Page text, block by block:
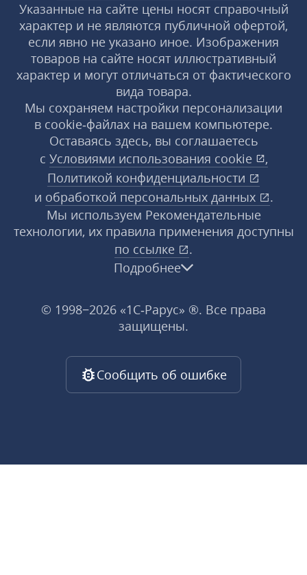
Указанные на сайте цены носят справочный
характер и не являются публичной офертой,
если явно не указано иное. Изображения
товаров на сайте носят иллюстративный
характер и могут отличаться от фактического
вида товара.
Мы сохраняем настройки персонализации
в cookie‑файлах на вашем компьютере.
Оставаясь здесь, вы соглашаетесь
с Условиями использования cookie
,
Политикой конфиденциальности
и обработкой персональных данных
.
Мы используем Рекомендательные
технологии, их правила применения доступны
по ссылке
.
Подробнее
© 1998−2026 «1С‑Рарус» ®. Все права
защищены.
Сообщить об ошибке